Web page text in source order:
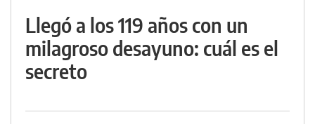
Llegó a los 119 años con un
milagroso desayuno: cuál es el
secreto